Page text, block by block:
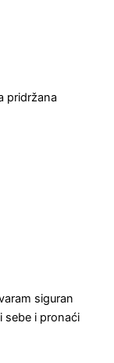
pridržana
siguran
sebe i pronaći